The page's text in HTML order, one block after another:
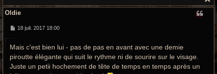
a
Oldie
M
s
g
e
18 juil. 2017 18:00
Mais c'est bien lui - pas de pas en avant avec une demie
piroutte élégante qui suit le rythme ni de sourire sur le visage.
Juste un petii hochement de tête de temps en temps après un